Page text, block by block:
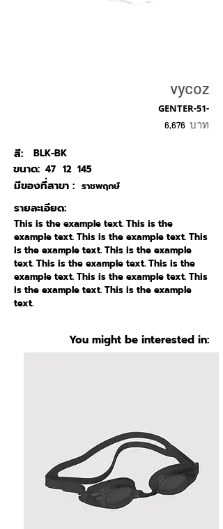
vycoz
GENTER-51-
6,676 บาท
สี:
BLK-BK
47
ขนาด: 12 145
ราชพฤกษ์
มีของที่สาขา :
รายละเอียด:
This is the example text. This is the
example text. This is the example text. This
is the example text. This is the example
text. This is the example text. This is the
example text. This is the example text. This
is the example text. This is the example
text.
You might be interested in: